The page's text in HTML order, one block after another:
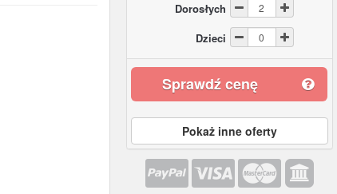
Dorosłych
Dzieci
Sprawdź cenę
Pokaż inne oferty